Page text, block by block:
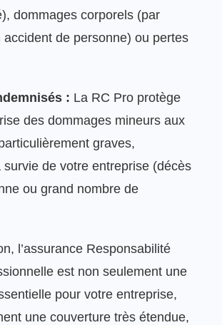
dommages corporels (par
accident de personne) ou pertes
: La RC Pro protège
des dommages mineurs aux
graves,
survie de votre entreprise (décès
ou grand nombre de
l’assurance Responsabilité
est non seulement une
pour votre entreprise,
une couverture très étendue,